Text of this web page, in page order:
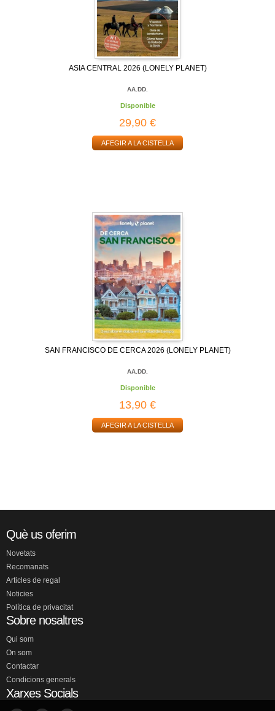
ASIA CENTRAL 2026 (LONELY PLANET)
AA.DD.
Disponible
29,90 €
AFEGIR A LA CISTELLA
SAN FRANCISCO DE CERCA 2026 (LONELY PLANET)
AA.DD.
Disponible
13,90 €
AFEGIR A LA CISTELLA
Què us oferim
Novetats
Recomanats
Articles de regal
Noticies
Política de privacitat
Sobre nosaltres
Qui som
On som
Contactar
Condicions generals
Xarxes Socials